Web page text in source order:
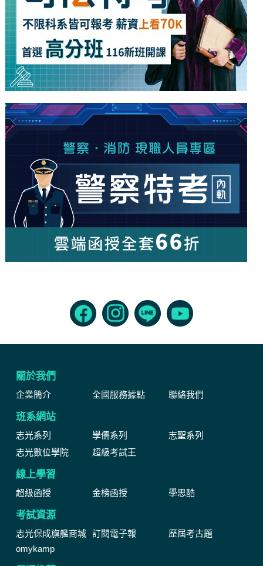
關於我們
企業簡介 全國服務據點 聯絡我們
班系網站
志光系列 學儒系列
志聖系列
志光數位學院
超級考試王
線上學習
超級函授 金榜函授 學思酷
考試資源
志光保成旗艦商城 訂閱電子報
歷屆考古題
omykamp